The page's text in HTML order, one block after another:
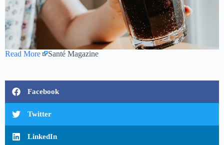
Read More Santé Magazine
Facebook
Twitter
LinkedIn